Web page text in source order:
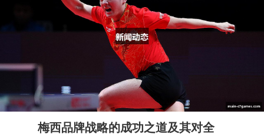
梅西品牌战略的成功之道及其对全